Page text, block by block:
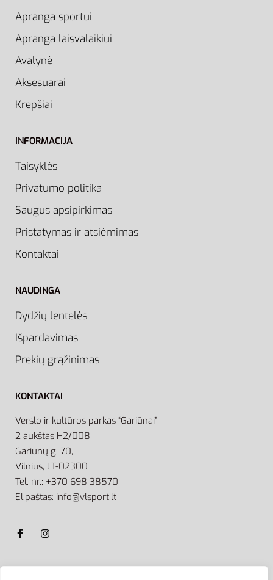
Apranga sportui
Apranga laisvalaikiui
Avalynė
Aksesuarai
Krepšiai
INFORMACIJA
Taisyklės
Privatumo politika
Saugus apsipirkimas
Pristatymas ir atsiėmimas
Kontaktai
NAUDINGA
Dydžių lentelės
Išpardavimas
Prekių grąžinimas
KONTAKTAI
Verslo ir kultūros parkas “Gariūnai”
2 aukštas H2/008
Gariūnų g. 70,
Vilnius, LT-02300
Tel. nr.: +370 698 38570
El.paštas: info@vlsport.lt